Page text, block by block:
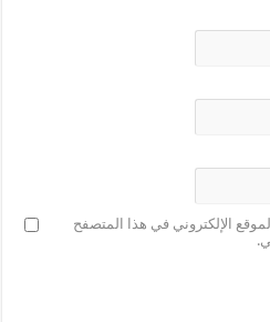
الإلكتروني في هذا المتصفح